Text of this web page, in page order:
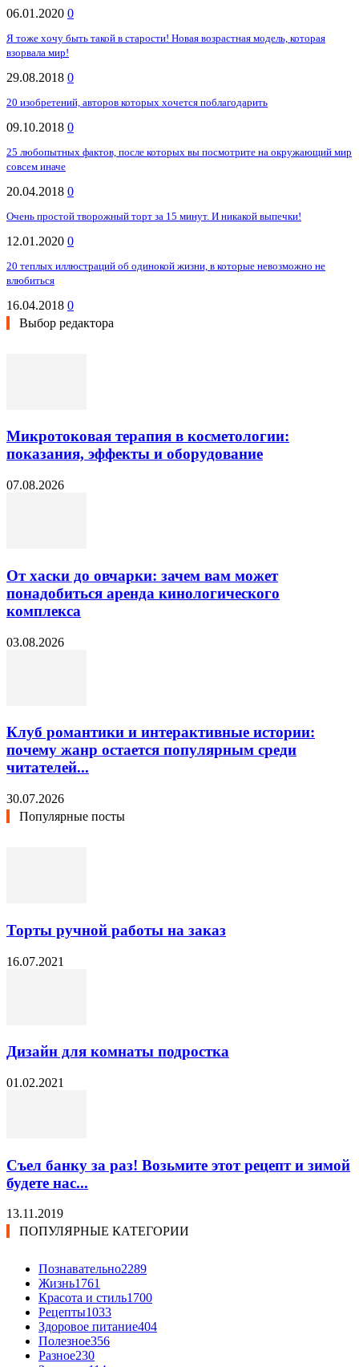
06.01.2020 0
Я тоже хочу быть такой в старости! Новая возрастная модель, которая
взорвала мир!
29.08.2018 0
20 изобретений, авторов которых хочется поблагодарить
09.10.2018 0
25 любопытных фактов, после которых вы посмотрите на окружающий мир
совсем иначе
20.04.2018 0
Очень простой творожный торт за 15 минут. И никакой выпечки!
12.01.2020 0
20 теплых иллюстраций об одинокой жизни, в которые невозможно не
влюбиться
16.04.2018 0
Выбор редактора
Микротоковая терапия в косметологии:
показания, эффекты и оборудование
07.08.2026
От хаски до овчарки: зачем вам может
понадобиться аренда кинологического
комплекса
03.08.2026
Клуб романтики и интерактивные истории:
почему жанр остается популярным среди
читателей...
30.07.2026
Популярные посты
Торты ручной работы на заказ
16.07.2021
Дизайн для комнаты подростка
01.02.2021
Съел банку за раз! Возьмите этот рецепт и зимой
будете нас...
13.11.2019
ПОПУЛЯРНЫЕ КАТЕГОРИИ
Познавательно2289
Жизнь1761
Красота и стиль1700
Рецепты1033
Здоровое питание404
Полезное356
Разное230